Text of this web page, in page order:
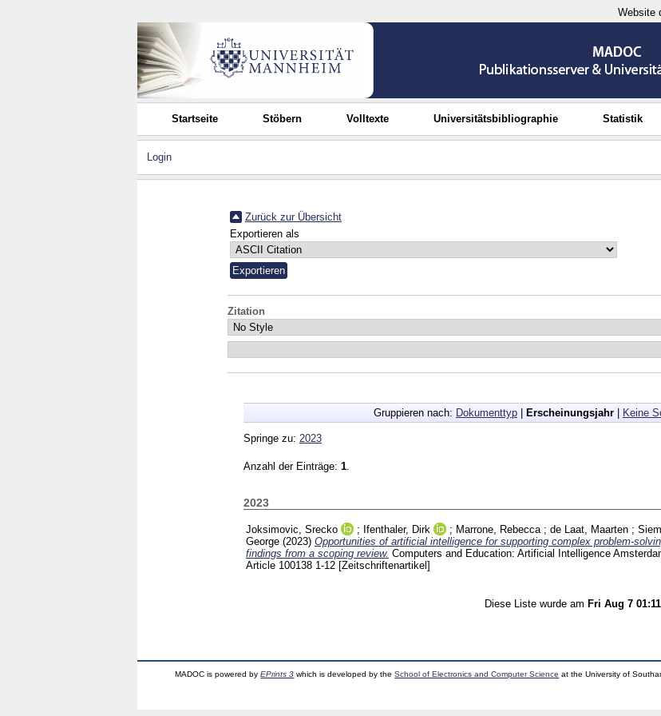
Website
Startseite Stöbern Volltexte Universitätsbibliographie Statistik
Login
Zurück zur Übersicht
Exportieren als
Zitation
Gruppieren nach: Dokumenttyp Erscheinungsjahr Keine
Springe zu: 2023
Anzahl der Einträge: 1
2023
Joksimovic, Srecko ; Ifenthaler, Dirk ; Marrone, Rebecca ; de Laat, Maarten ;
George (2023) Opportunities of artificial intelligence for supporting complex problem-
findings from a scoping review. Computers and Education: Artificial Intelligence
Article 100138 1-12 [Zeitschriftenartikel]
Diese Liste wurde am Fri Aug 7
MADOC is powered byEPrints 3 which is developed by theSchool of Electronics and Computer Science at the University of